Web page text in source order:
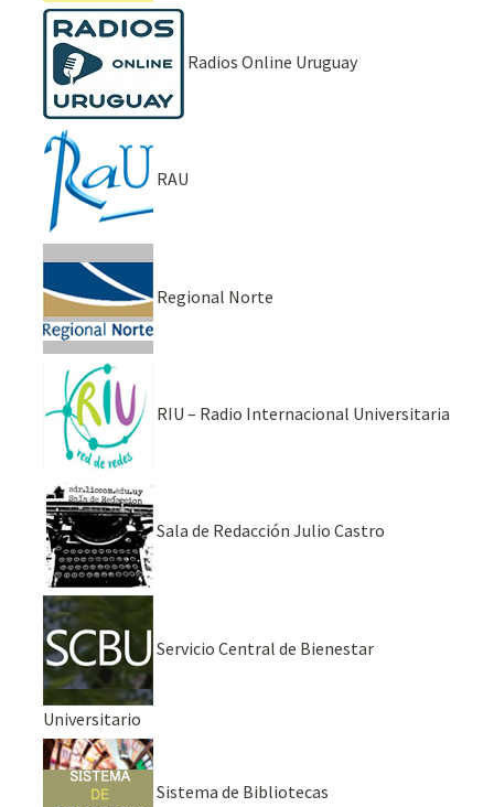
Radios Online Uruguay
RAU
Regional Norte
RIU – Radio Internacional Universitaria
Sala de Redacción Julio Castro
Servicio Central de Bienestar
Universitario
Sistema de Bibliotecas